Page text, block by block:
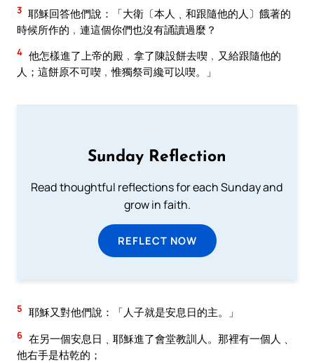
3 耶穌回答他們說：「大衛〔本人﹑和跟隨他的人〕餓著的
時候所作的﹐連這個你們也沒有誦讀過麼？
4 他怎樣進了上帝的殿﹐拿了陳設餅去喫﹐又給跟隨他的
人；這餅原不可喫﹐惟獨祭司纔可以喫。」
Sunday Reflection
Read thoughtful reflections for each Sunday and
grow in faith.
REFLECT NOW
5 耶穌又對他們說：「人子就是安息日的主。」
6 在另一個安息日﹑耶穌進了會堂教訓人。那裡有一個人﹑
他右手是枯乾的；